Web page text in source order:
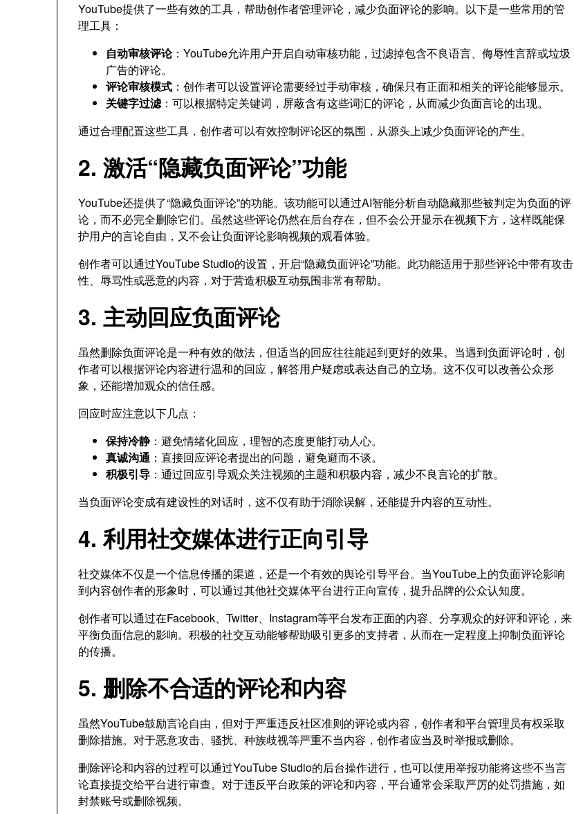
YouTube提供了一些有效的工具，帮助创作者管理评论，减少负面评论的影响。以下是一些常用的管
理工具：
自动审核评论：YouTube允许用户开启自动审核功能，过滤掉包含不良语言、侮辱性言辞或垃圾
广告的评论。
评论审核模式 ：创作者可以设置评论需要经过手动审核，确保只有正面和相关的评论能够显示。
关键字过滤：可以根据特定关键词，屏蔽含有这些词汇的评论，从而减少负面言论的出现。
通过合理配置这些工具，创作者可以有效控制评论区的氛围，从源头上减少负面评论的产生。
2. 激活“隐藏负面评论”功能
YouTube还提供了“隐藏负面评论”的功能。该功能可以通过AI智能分析自动隐藏那些被判定为负面的评
论，而不必完全删除它们。虽然这些评论仍然在后台存在，但不会公开显示在视频下方，这样既能保
护用户的言论自由，又不会让负面评论影响视频的观看体验。
创作者可以通过YouTube Studio的设置，开启“隐藏负面评论”功能。此功能适用于那些评论中带有攻击
性、辱骂性或恶意的内容，对于营造积极互动氛围非常有帮助。
3. 主动回应负面评论
虽然删除负面评论是一种有效的做法，但适当的回应往往能起到更好的效果。当遇到负面评论时，创
作者可以根据评论内容进行温和的回应，解答用户疑虑或表达自己的立场。这不仅可以改善公众形
象，还能增加观众的信任感。
回应时应注意以下几点：
保持冷静：避免情绪化回应，理智的态度更能打动人心。
真诚沟通 ：直接回应评论者提出的问题，避免避而不谈。
积极引导 ：通过回应引导观众关注视频的主题和积极内容，减少不良言论的扩散。
当负面评论变成有建设性的对话时，这不仅有助于消除误解，还能提升内容的互动性。
4. 利用社交媒体进行正向引导
社交媒体不仅是一个信息传播的渠道，还是一个有效的舆论引导平台。当YouTube上的负面评论影响
到内容创作者的形象时，可以通过其他社交媒体平台进行正向宣传，提升品牌的公众认知度。
创作者可以通过在Facebook、Twitter、Instagram等平台发布正面的内容、分享观众的好评和评论，来
平衡负面信息的影响。积极的社交互动能够帮助吸引更多的支持者，从而在一定程度上抑制负面评论
的传播。
5. 删除不合适的评论和内容
虽然YouTube鼓励言论自由，但对于严重违反社区准则的评论或内容，创作者和平台管理员有权采取
删除措施。对于恶意攻击、骚扰、种族歧视等严重不当内容，创作者应当及时举报或删除。
删除评论和内容的过程可以通过YouTube Studio的后台操作进行，也可以使用举报功能将这些不当言
论直接提交给平台进行审查。对于违反平台政策的评论和内容，平台通常会采取严厉的处罚措施，如
封禁账号或删除视频。